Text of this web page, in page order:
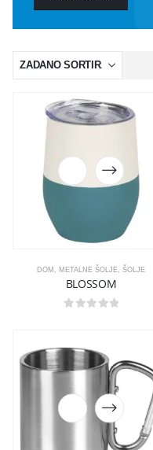
DOM METALNE ŠOLJE ŠOLJE
BLOSSOM